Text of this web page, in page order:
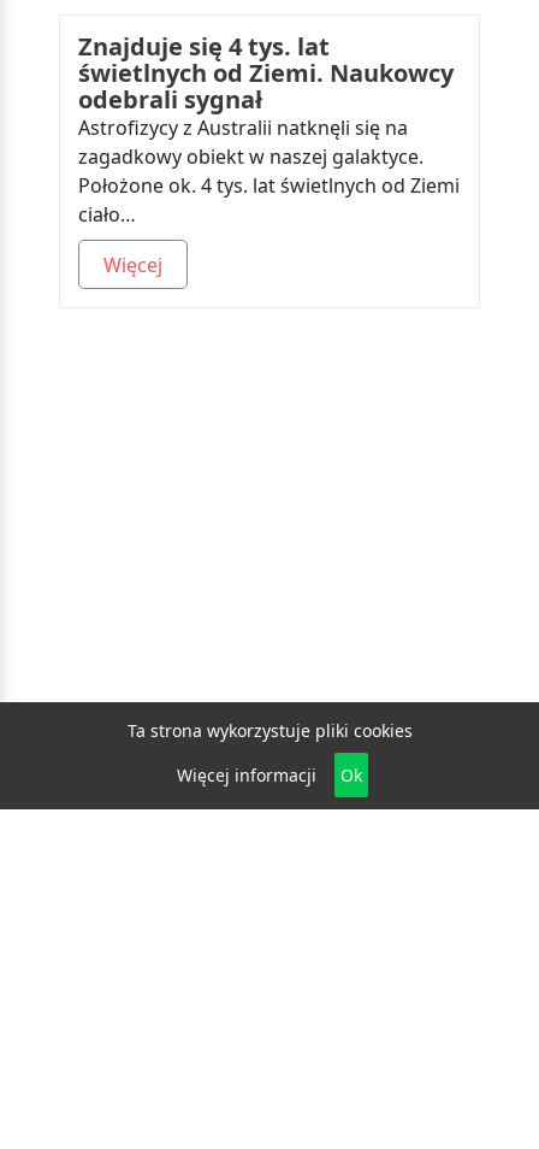
Znajduje się 4 tys. lat
świetlnych od Ziemi. Naukowcy
odebrali sygnał
Astrofizycy z Australii natknęli się na
zagadkowy obiekt w naszej galaktyce.
Położone ok. 4 tys. lat świetlnych od Ziemi
ciało…
Więcej
Ta strona wykorzystuje pliki cookies
Więcej informacji
Ok